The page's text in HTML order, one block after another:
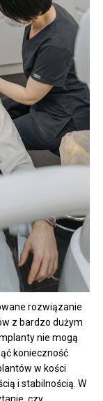
rozwiązanie
z bardzo dużym
nie mogą
konieczność
w kości
i stabilnością. W